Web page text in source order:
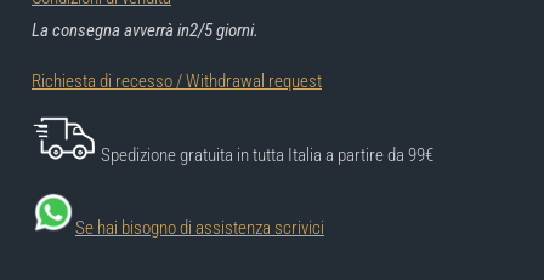
La consegna avverrà in2/5 giorni.
Richiesta di recesso / Withdrawal request
Spedizione gratuita in tutta Italia a partire da 99€
Se hai bisogno di assistenza scrivici